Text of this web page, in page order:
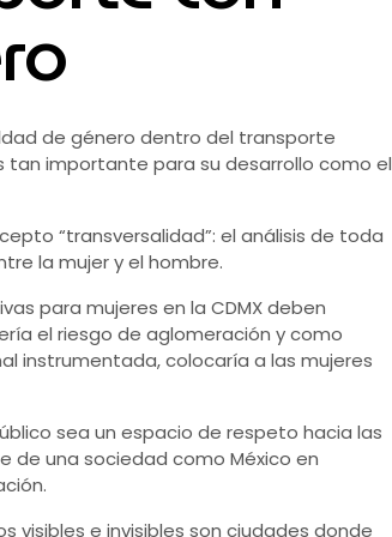
de género dentro del transporte
tan importante para su desarrollo como el
“transversalidad”: el análisis de toda
la mujer y el hombre.
para mujeres en la CDMX deben
el riesgo de aglomeración y como
instrumentada, colocaría a las mujeres
sea un espacio de respeto hacia las
de una sociedad como México en
visibles e invisibles son ciudades donde